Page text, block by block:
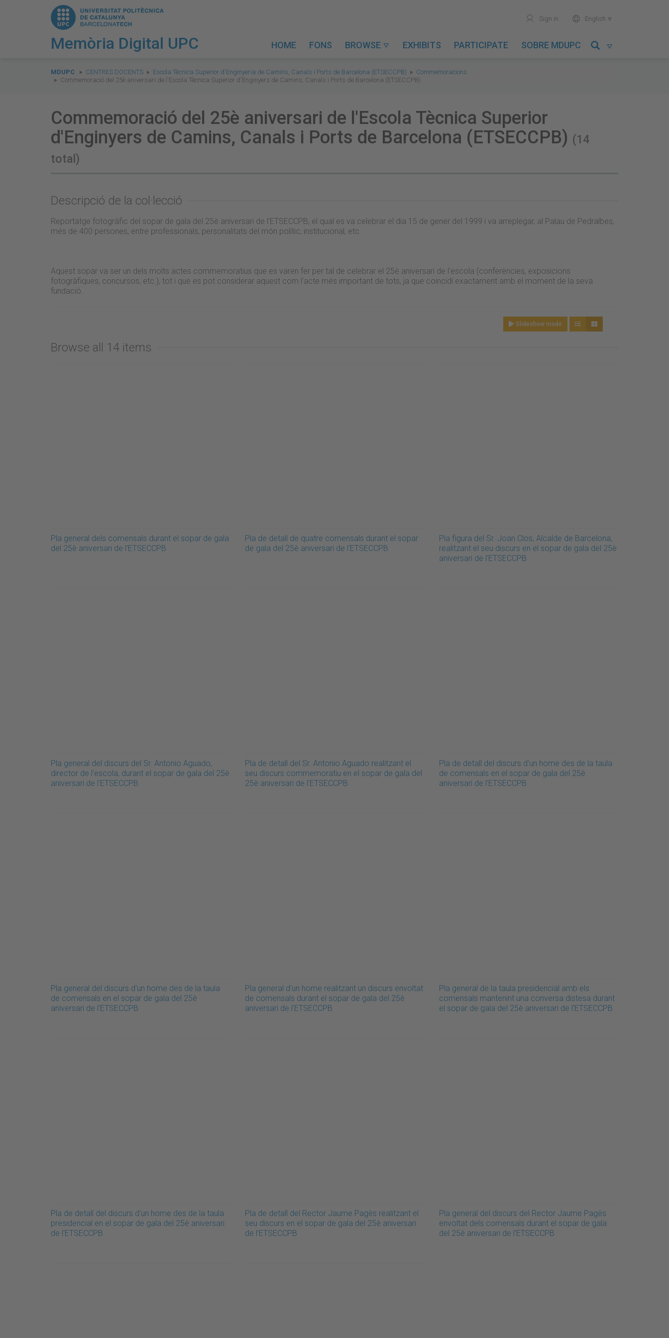
Memòria Digital UPC
user Sign in world English 
HOME FONS BROWSE  EXHIBITS PARTICIPATE SOBRE MDUPC 
are
here:
MDUPC CENTRES DOCENTS Escola Tècnica Superior d'Enginyeria de Camins, Canals i Ports de Barcelona (ETSECCPB)
Commemoracions
Commemoració del 25è aniversari de l'Escola Tècnica Superior d'Enginyers de Camins, Canals i Ports de Barcelona (ETSECCPB)
Commemoració del 25è aniversari de l'Escola Tècnica Superior
d'Enginyers de Camins, Canals i Ports de Barcelona (ETSECCPB) (14
total)
Descripció de la col·lecció
Reportatge fotogràfic del sopar de gala del 25è aniversari de l'ETSECCPB, el qual es va celebrar el dia 15 de gener del 1999 i va arreplegar, al Palau de Pedralbes,
més de 400 persones, entre professionals, personalitats del món polític, institucional, etc.
Aquest sopar va ser un dels molts actes commemoratius que es varen fer per tal de celebrar el 25è aniversari de l'escola (conferències, exposicions
fotogràfiques, concursos, etc.), tot i que es pot considerar aquest com l'acte més important de tots, ja que coincidí exactament amb el moment de la seva
fundació.
Slideshow mode
Browse all 14 items
Pla general dels comensals durant el sopar de gala
del 25è aniversari de l'ETSECCPB
Pla de detall de quatre comensals durant el sopar
de gala del 25è aniversari de l'ETSECCPB
Pla figura del Sr. Joan Clos, Alcalde de Barcelona,
realitzant el seu discurs en el sopar de gala del 25è
aniversari de l'ETSECCPB
Pla general del discurs del Sr. Antonio Aguado,
director de l'escola, durant el sopar de gala del 25è
aniversari de l'ETSECCPB
Pla de detall del Sr. Antonio Aguado realitzant el
seu discurs commemoratiu en el sopar de gala del
25è aniversari de l'ETSECCPB
Pla de detall del discurs d'un home des de la taula
de comensals en el sopar de gala del 25è
aniversari de l'ETSECCPB
Pla general del discurs d'un home des de la taula
de comensals en el sopar de gala del 25è
aniversari de l'ETSECCPB
Pla general d'un home realitzant un discurs envoltat
de comensals durant el sopar de gala del 25è
aniversari de l'ETSECCPB
Pla general de la taula presidencial amb els
comensals mantenint una conversa distesa durant
el sopar de gala del 25è aniversari de l'ETSECCPB
Pla de detall del discurs d'un home des de la taula
presidencial en el sopar de gala del 25è aniversari
de l'ETSECCPB
Pla de detall del Rector Jaume Pagès realitzant el
seu discurs en el sopar de gala del 25è aniversari
de l'ETSECCPB
Pla general del discurs del Rector Jaume Pagès
envoltat dels comensals durant el sopar de gala
del 25è aniversari de l'ETSECCPB